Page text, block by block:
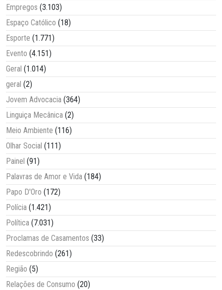
Empregos (3.103)
Espaço Católico (18)
Esporte (1.771)
Evento (4.151)
Geral (1.014)
geral (2)
Jovem Advocacia (364)
Linguiça Mecânica (2)
Meio Ambiente (116)
Olhar Social (111)
Painel (91)
Palavras de Amor e Vida (184)
Papo D'Oro (172)
Polícia (1.421)
Política (7.031)
Proclamas de Casamentos (33)
Redescobrindo (261)
Região (5)
Relações de Consumo (20)